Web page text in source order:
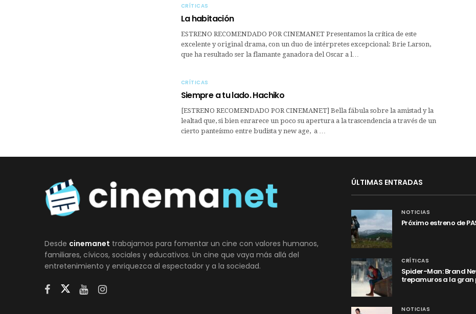
CRÍTICAS
La habitación
ESTRENO RECOMENDADO POR CINEMANET Presentamos la crítica de este
excelente y original drama, con un duo de intérpretes excepcional: Brie Larson,
que ha resultado ser la flamante ganadora del Oscar a l…
CRÍTICAS
Siempre a tu lado. Hachiko
[ESTRENO RECOMENDADO POR CINEMANET] Bella fábula sobre la amistad y la
lealtad que, si bien enrarece un poco su apertura a la trascendencia a través de un
cierto panteísmo entre budista y new age, a …
Desde cinemanet trabajamos para fomentar un cine con valores humanos,
familiares, cívicos, sociales y educativos. Un cine que vaya más allá del
entretenimiento y enriquezca al espectador y a la sociedad.
ÚLTIMAS ENTRADAS
NOTICIAS
Próximo estreno de
CRÍTICAS
Spider-Man: Brand
trepamuros a la
NOTICIAS